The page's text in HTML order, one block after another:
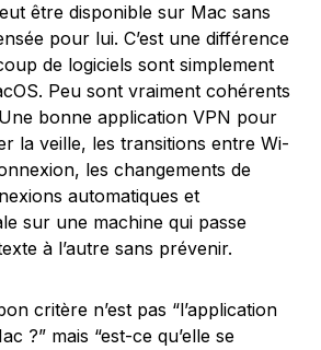
être disponible sur Mac sans
pour lui. C’est une différence
de logiciels sont simplement
Peu sont vraiment cohérents
bonne application VPN pour
la veille, les transitions entre Wi-
les changements de
automatiques et
sur une machine qui passe
à l’autre sans prévenir.
critère n’est pas “l’application
?” mais “est-ce qu’elle se